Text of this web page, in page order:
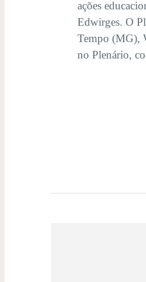
ações
Edwirges. O
Tempo (MG),
no Plenário,